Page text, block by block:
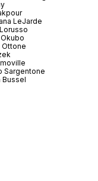
LeJarde
Sargentone
Bussel